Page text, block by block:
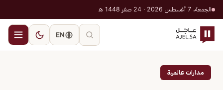
الجمعة، 7 أغسطس 2026 · 24 صفر 1448 هـ
EN
مدارات عالمية